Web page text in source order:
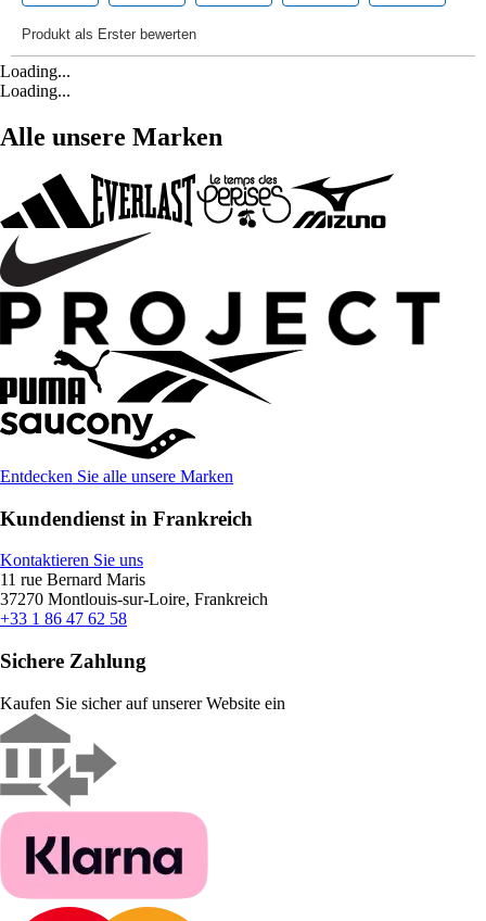
Loading...
Loading...
Alle unsere Marken
Entdecken Sie alle unsere Marken
Kundendienst in Frankreich
Kontaktieren Sie uns
11 rue Bernard Maris
37270 Montlouis-sur-Loire, Frankreich
+33 1 86 47 62 58
Sichere Zahlung
Kaufen Sie sicher auf unserer Website ein